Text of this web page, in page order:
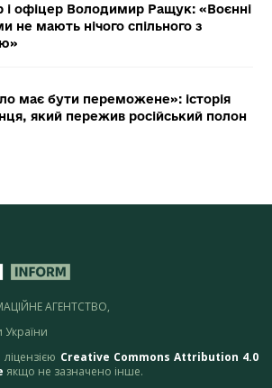
і офіцер Володимир Ращук: «Воєнні
не мають нічого спільного з
має бути переможене»: історія
який пережив російський полон
АГЕНТСТВО,
України
Creative Commons Attribution 4.0
якщо не зазначено інше.